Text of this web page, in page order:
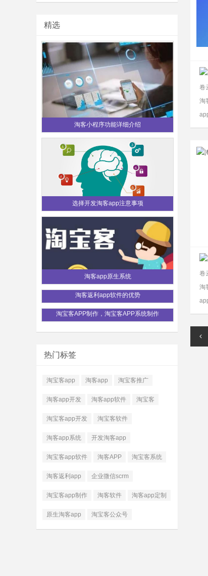
精选
淘客小程序功能详细介绍
选择开发淘客app注意事项
淘客app原生系统
淘客返利app软件的优势
淘宝客APP制作，淘宝客APP系统制作
热门标签
淘宝客app 淘客app 淘宝客推广
淘客app开发 淘客app软件 淘宝客
淘宝客app开发 淘宝客软件
淘客app系统 开发淘客app
淘宝客app软件 淘客APP 淘宝客系统
淘客返利app 企业微信scrm
淘宝客app制作 淘客软件 淘客app定制
原生淘客app 淘宝客公众号